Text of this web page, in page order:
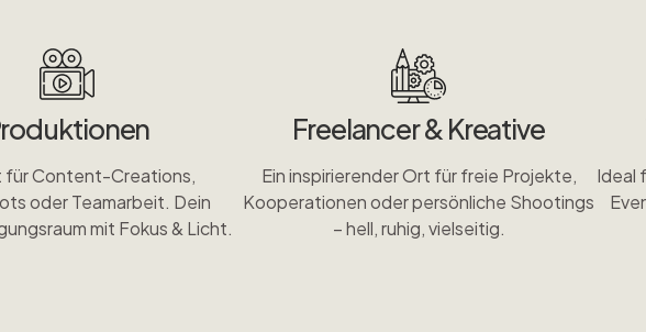
für Content-Creations,
oder Teamarbeit. Dein
mit Fokus & Licht.
Freelancer & Kreative
Ein inspirierender Ort für freie Projekte,
Kooperationen oder persönliche Shootings
– hell, ruhig, vielseitig.
Ideal